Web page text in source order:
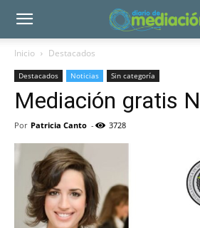
Inicio Destacados
Destacados Noticias Sin categoría
Mediación gratis
Por Patricia Canto - 3728